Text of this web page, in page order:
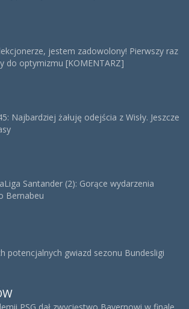
jestem zadowolony! Pierwszy raz
do optymizmu [KOMENTARZ]
Najbardziej żałuję odejścia z Wisły. Jeszcze
Santander (2): Gorące wydarzenia
Bernabeu
potencjalnych gwiazd sezonu Bundesligi